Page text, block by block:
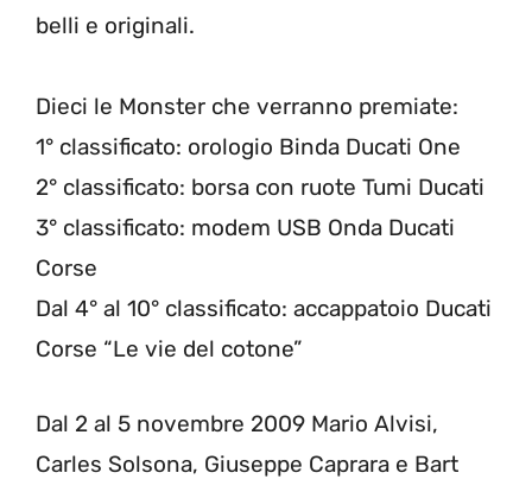
belli e originali.
Dieci le Monster che verranno premiate:
1° classificato: orologio Binda Ducati One
2° classificato: borsa con ruote Tumi Ducati
3° classificato: modem USB Onda Ducati
Corse
Dal 4° al 10° classificato: accappatoio Ducati
Corse “Le vie del cotone”
Dal 2 al 5 novembre 2009 Mario Alvisi,
Carles Solsona, Giuseppe Caprara e Bart